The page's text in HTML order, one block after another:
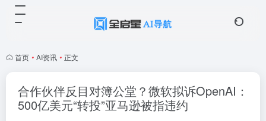
首页 • AI资讯 • 正文
合作伙伴反目对簿公堂？微软拟诉OpenAI：
500亿美元“转投”亚马逊被指违约